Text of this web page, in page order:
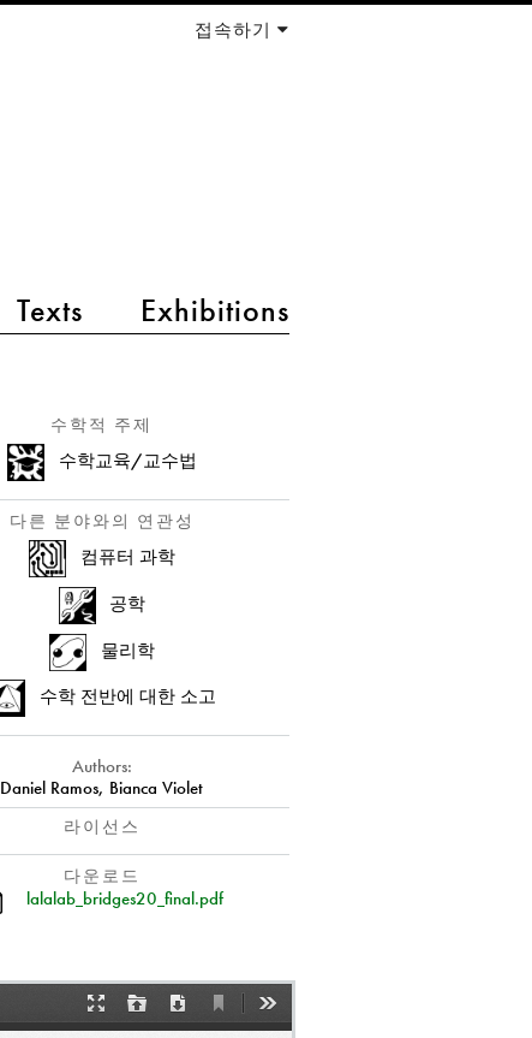
Texts Exhibitions
접속하기
수학적 주제
수학교육/교수법
다른 분야와의 연관성
컴퓨터 과학
공학
물리학
수학 전반에 대한 소고
Authors:
Daniel Ramos, Bianca Violet
라이선스
다운로드
lalalab_bridges20_final.pdf